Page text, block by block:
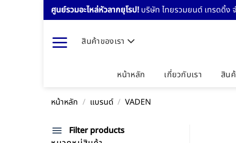
Skip
to
ศูนย์รวมอะไหล่หัวลากยุโรป! บริษัท ไทยรวมยนต์ เทรดดิ้ง
สินค้าของเรา
หน้าหลัก เกี่ยวกับเรา สิน
หน้าหลัก / แบรนด์ / VADEN
Filter products